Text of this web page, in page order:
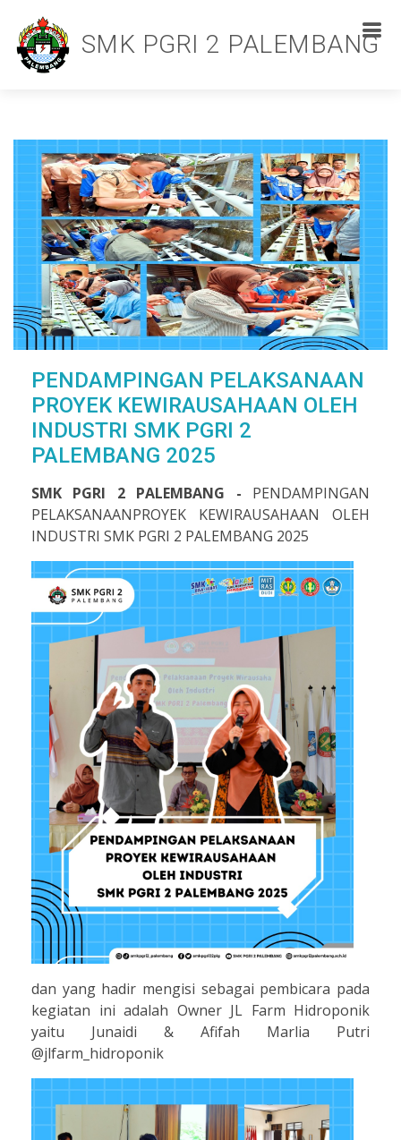
SMK PGRI 2 PALEMBANG
PENDAMPINGAN PELAKSANAAN
PROYEK KEWIRAUSAHAAN OLEH
INDUSTRI SMK PGRI 2
PALEMBANG 2025
SMK PGRI 2 PALEMBANG - PENDAMPINGAN
PELAKSANAANPROYEK KEWIRAUSAHAAN OLEH
INDUSTRI SMK PGRI 2 PALEMBANG 2025
dan yang hadir mengisi sebagai pembicara pada
kegiatan ini adalah Owner JL Farm Hidroponik
yaitu Junaidi & Afifah Marlia Putri
@jlfarm_hidroponik